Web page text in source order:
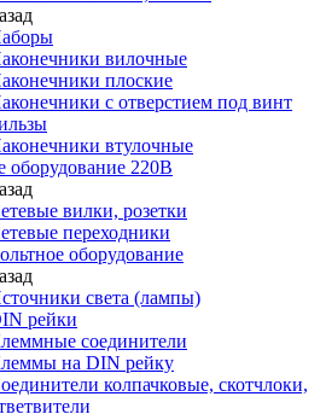
вилочные
плоские
с отверстием под винт
втулочные
оборудование 220В
вилки, розетки
переходники
оборудование
света (лампы)
рейки
соединители
на DIN рейку
колпачковые, скотчлоки,